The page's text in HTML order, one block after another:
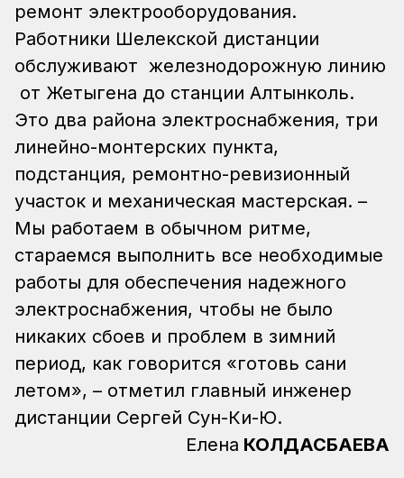
ремонт электрооборудования.
Работники Шелекской дистанции
обслуживают железнодорожную линию
от Жетыгена до станции Алтынколь.
Это два района электроснабжения, три
линейно-монтерских пункта,
подстанция, ремонтно-ревизионный
участок и механическая мастерская. –
Мы работаем в обычном ритме,
стараемся выполнить все необходимые
работы для обеспечения надежного
электроснабжения, чтобы не было
никаких сбоев и проблем в зимний
период, как говорится «готовь сани
летом», – отметил главный инженер
дистанции Сергей Сун-Ки-Ю.
Елена КОЛДАСБАЕВА